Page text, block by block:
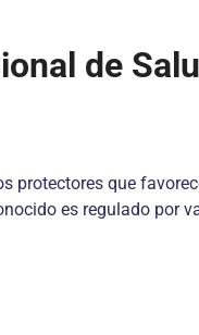
de
protectores que
es regulado por